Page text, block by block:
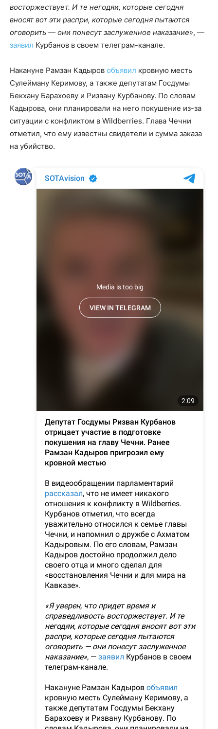
восторжествует. И те негодяи, которые сегодня
вносят вот эти распри, которые сегодня пытаются
оговорить — они понесут заслуженное наказание», —
заявил Курбанов в своем телеграм-канале.
Накануне Рамзан Кадыров объявил кровную месть
Сулейману Керимову, а также депутатам Госдумы
Бекхану Барахоеву и Ризвану Курбанову. По словам
Кадырова, они планировали на него покушение из-за
ситуации с конфликтом в Wildberries. Глава Чечни
отметил, что ему известны свидетели и сумма заказа
на убийство.